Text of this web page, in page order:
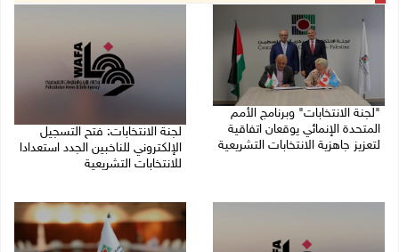
"لجنة الانتخابات" وبرنامج الأمم
المتحدة الإنمائي يوقعان اتفاقية
لتعزيز جاهزية الانتخابات التشريعية
لجنة الانتخابات: فتح التسجيل
الإلكتروني للناخبين الجدد استعدادا
للانتخابات التشريعية